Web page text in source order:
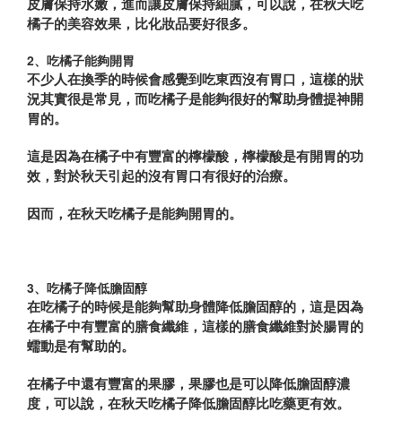
橘子的美容效果，比化妝品要好很多。
2、吃橘子能夠開胃
不少人在換季的時候會感覺到吃東西沒有胃口，這樣的狀
況其實很是常見，而吃橘子是能夠很好的幫助身體提神開
胃的。
這是因為在橘子中有豐富的檸檬酸，檸檬酸是有開胃的功
效，對於秋天引起的沒有胃口有很好的治療。
因而，在秋天吃橘子是能夠開胃的。
3、吃橘子降低膽固醇
在吃橘子的時候是能夠幫助身體降低膽固醇的，這是因為
在橘子中有豐富的膳食纖維，這樣的膳食纖維對於腸胃的
蠕動是有幫助的。
在橘子中還有豐富的果膠，果膠也是可以降低膽固醇濃
度，可以說，在秋天吃橘子降低膽固醇比吃藥更有效。